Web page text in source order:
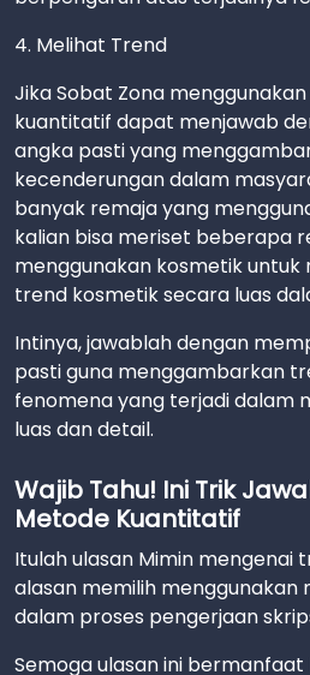
4. Melihat Trend
Jika Sobat Zona
kuantitatif dapat menjawab
angka pasti yang
kecenderungan dalam
banyak remaja yang
kalian bisa meriset beberapa
menggunakan kosmetik
trend kosmetik secara luas
Intinya, jawablah dengan
pasti guna menggambarkan
fenomena yang terjadi dalam
luas dan detail.
Wajib Tahu! Ini Trik
Metode Kuantitatif
Itulah ulasan Mimin mengenai
alasan memilih
dalam proses pengerjaan
Semoga ulasan ini bermanfaat